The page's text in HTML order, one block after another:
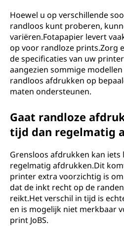
Hoewel u op verschillende
randloos kunt proberen,
variëren.Fotapapier levert
op voor randloze prints.Zorg
de specificaties van uw
aangezien sommige
randloos afdrukken op
maten ondersteunen.
Gaat randloze
tijd dan regelmatig
Grensloos afdrukken kan iets
regelmatig afdrukken.Dit
printer extra voorzichtig is
dat de inkt recht op de
reikt.Het verschil in tijd is
en is mogelijk niet merkbaar
print JoBS.